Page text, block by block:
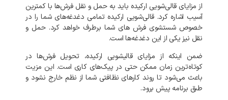
از مزایای قالی‌شویی ارکیده باید به حمل و نقل فرش‌ها با کمترین
آسیب اشاره کرد. قالی‌شویی ارکیده تمامی دغدغه‌های شما را در
خصوص شستشوی فرش‌ های شما برطرف خواهد کرد. حمل و
نقل نیز یکی از این دغدغه‌ها است.
ضمن اینکه از مزایای قالیشویی ارکیده، تحویل فرش‌ها در
کوتاه‌ترین زمان ممکن حتی در پیک‌های کاری است. این مزیت
باعث می‌شود تا روند کارهای نظافتی شما از نظم خارج نشود و
طبق برنامه پیش برود.